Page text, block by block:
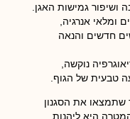
ושיפור גמישות האגן.
ומלאי אנרגיה,
חדשים והנאה
נוקשה,
טבעית של הגוף.
שתמצאו את הסגנון
היא ליהנות